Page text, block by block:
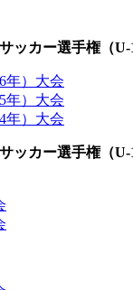
ッカー選手権（
年）大会
年）大会
年）大会
ッカー選手権（